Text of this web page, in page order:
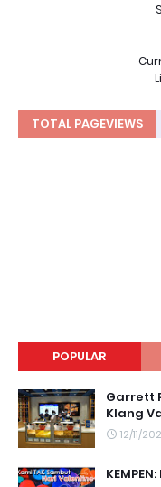
TOTAL PAGEVIEWS
POPULAR
Garrett
Klang
12/11/